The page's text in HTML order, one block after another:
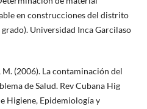
en construcciones del distrito
grado). Universidad Inca Garcilaso
(2006). La contaminación del
de Salud. Rev Cubana Hig
Higiene, Epidemiología y